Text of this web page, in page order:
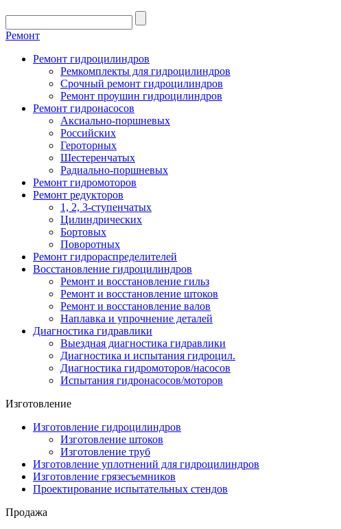
Ремонт
Ремонт гидроцилиндров
Ремкомплекты для гидроцилиндров
Срочный ремонт гидроцилиндров
Ремонт проушин гидроцилиндров
Ремонт гидронасосов
Аксиально-поршневых
Российских
Героторных
Шестеренчатых
Радиально-поршневых
Ремонт гидромоторов
Ремонт редукторов
1, 2, 3-ступенчатых
Цилиндрических
Бортовых
Поворотных
Ремонт гидрораспределителей
Восстановление гидроцилиндров
Ремонт и восстановление гильз
Ремонт и восстановление штоков
Ремонт и восстановление валов
Наплавка и упрочнение деталей
Диагностика гидравлики
Выездная диагностика гидравлики
Диагностика и испытания гидроцил.
Диагностика гидромоторов/насосов
Испытания гидронасосов/моторов
Изготовление
Изготовление гидроцилиндров
Изготовление штоков
Изготовление труб
Изготовление уплотнений для гидроцилиндров
Изготовление грязесъемников
Проектирование испытательных стендов
Продажа